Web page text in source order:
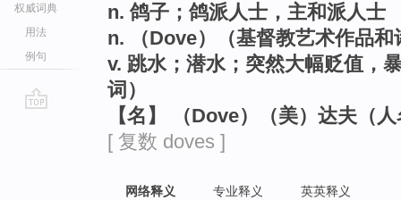
权威词典
用法
例句
n. 鸽子；鸽派人士，主和派人士
n. （Dove）（基督教艺术作品和
v. 跳水；潜水；突然大幅贬值，
词）
【名】 （Dove）（美）达夫（
[ 复数 doves ]
网络释义 专业释义 英英释义